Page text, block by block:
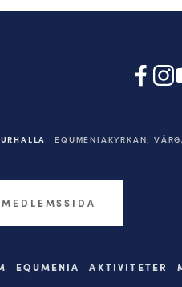
EQUMENIAKYRKAN,
MEDLEMSSIDA
EQUMENIA AKTIVITETER